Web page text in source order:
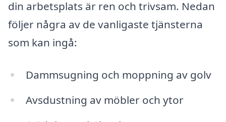
din arbetsplats är ren och trivsam. Nedan
följer några av de vanligaste tjänsterna
som kan ingå:
Dammsugning och moppning av golv
Avsdustning av möbler och ytor